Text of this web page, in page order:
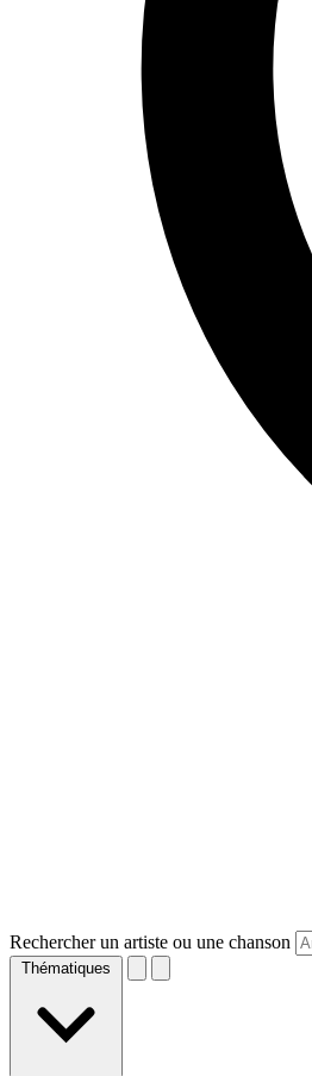
Rechercher un artiste ou une chanson
Thématiques